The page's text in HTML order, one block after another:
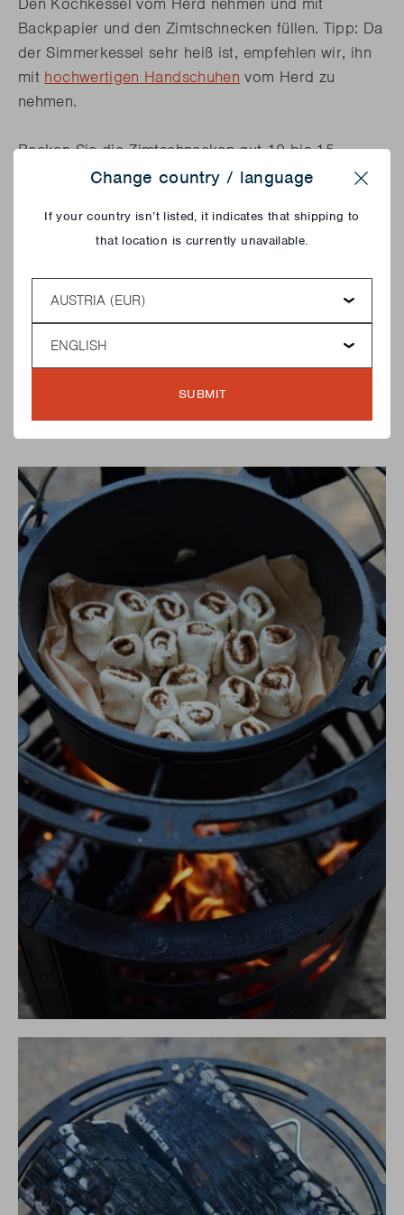
Backpapier und den Zimtschnecken füllen. Tipp: Da
der Simmerkessel sehr heiß ist, empfehlen wir, ihn
mit hochwertigen Handschuhen vom Herd zu
nehmen.
Backen Sie die Zimtschnecken gut 10 bis 15
Minuten im Kochkessel. Nehmen Sie ein glühendes
den Deckel des Kochkessels. Auf diese Weise
haben Sie sowohl unten als auch oben ausreichend
Glasur zubereiten. Puderzucker, Vanilleextrakt und
Milch mit einem Schneebesen verrühren, bis eine
dicke Masse entsteht. Wenn die Zimtschnecken
fertig sind, servieren Sie sie mit etwas Glasur.
Genießen!
Change country / language
If your country isn’t listed, it indicates that shipping to
that location is currently unavailable.
Country
Language
SUBMIT